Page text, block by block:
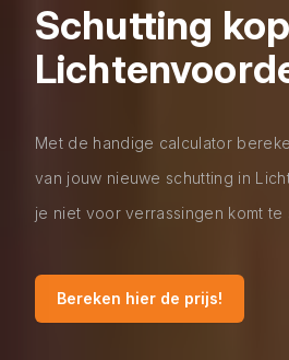
Schutting
Met de handige calculator
van jouw nieuwe schutting in
je niet voor verrassingen komt te
Bereken hier de prijs!